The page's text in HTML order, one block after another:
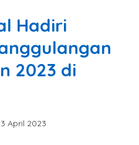
Hadiri
2023 di
3 April 2023